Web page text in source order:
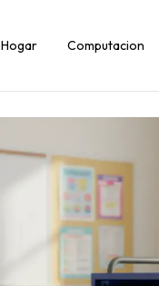
Hogar Computacion